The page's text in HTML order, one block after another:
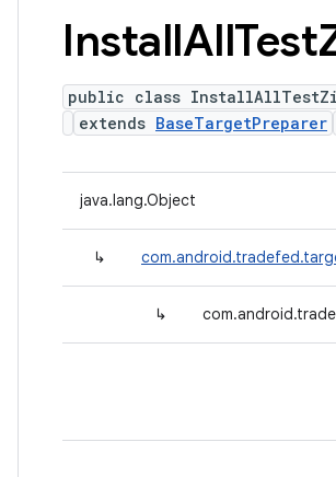
InstallAllTest
public class
extends BaseTargetPreparer
java.lang.Object
↳
↳